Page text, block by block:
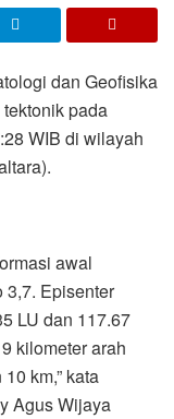
dan Geofisika
pada
WIB di wilayah
awal
3,7. Episenter
LU dan 117.67
kilometer arah
km,” kata
Agus Wijaya